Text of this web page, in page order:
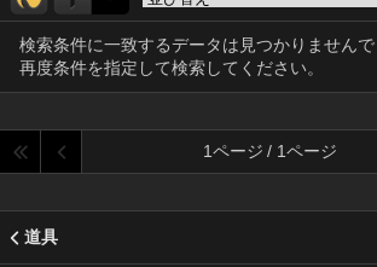
検索条件に一致するデータは見つかりませんで
再度条件を指定して検索してください。
1ページ / 1ページ
道具